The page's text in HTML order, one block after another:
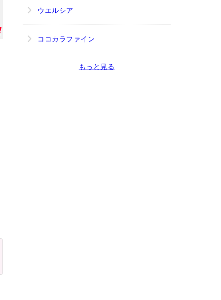
ウエルシア
ココカラファイン
もっと見る